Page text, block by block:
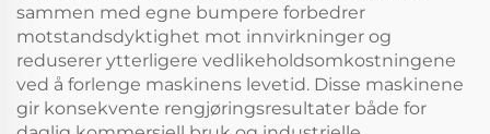
sammen med egne bumpere forbedrer
motstandsdyktighet mot innvirkninger og
reduserer ytterligere vedlikeholdsomkostningene
ved å forlenge maskinens levetid. Disse maskinene
gir konsekvente rengjøringsresultater både for